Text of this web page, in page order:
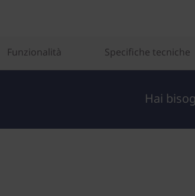
Funzionalità Specifiche tecniche
Hai